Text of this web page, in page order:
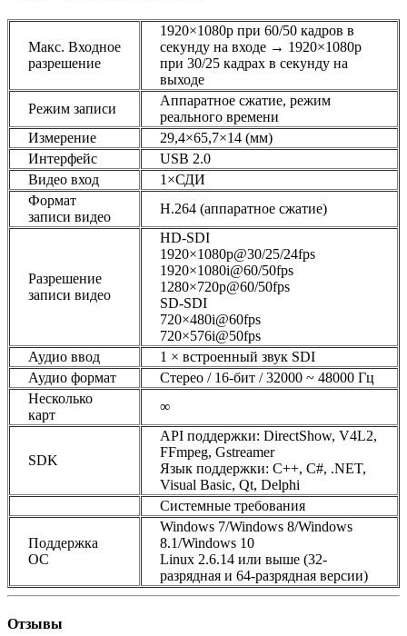
Макс. Входное
разрешение
1920×1080p при 60/50 кадров в
секунду на входе → 1920×1080p
при 30/25 кадрах в секунду на
выходе
Режим записи
Аппаратное сжатие, режим
реального времени
Измерение
29,4×65,7×14 (мм)
Интерфейс
USB 2.0
Видео вход
1×СДИ
Формат
записи видео
H.264 (аппаратное сжатие)
Разрешение
записи видео
HD-SDI
1920×1080p@30/25/24fps
1920×1080i@60/50fps
1280×720p@60/50fps
SD-SDI
720×480i@60fps
720×576i@50fps
Аудио ввод
1 × встроенный звук SDI
Аудио формат
Стерео / 16-бит / 32000 ~ 48000 Гц
Несколько
карт
∞
SDK
API поддержки: DirectShow, V4L2,
FFmpeg, Gstreamer
Язык поддержки: C++, C#, .NET,
Visual Basic, Qt, Delphi
Системные требования
Поддержка
ОС
Windows 7/Windows 8/Windows
8.1/Windows 10
Linux 2.6.14 или выше (32-
разрядная и 64-разрядная версии)
Отзывы